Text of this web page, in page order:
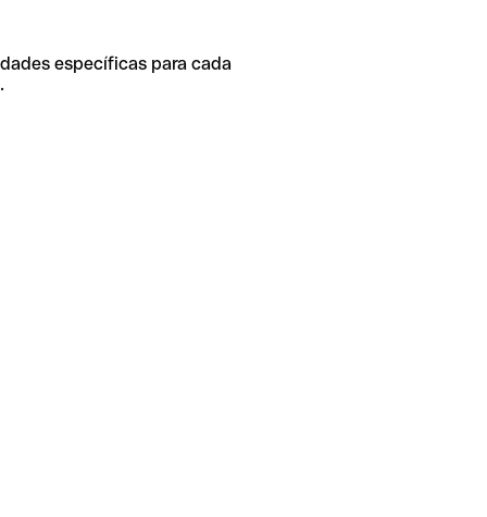
específicas para cada